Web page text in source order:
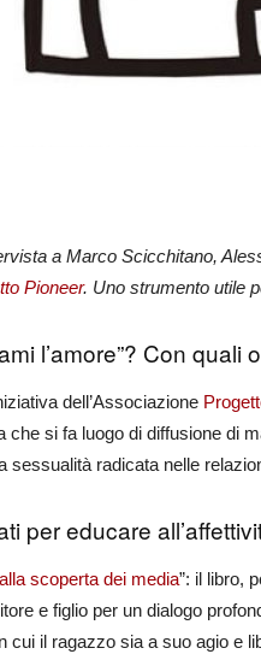
a Marco Scicchitano,
Pioneer. Uno strumento utile
l’amore”? Con
dell’Associazione
che si fa luogo di diffusione di
sessualità radicata nelle
per educare
scoperta dei media”: il libro,
e figlio per un dialogo
cui il ragazzo sia a suo agio e